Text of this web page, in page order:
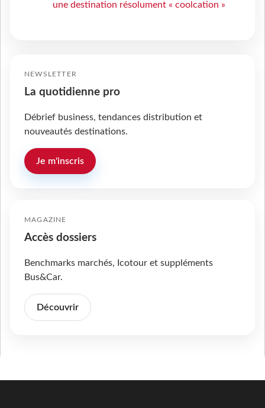
une destination résolument « coolcation »
NEWSLETTER
La quotidienne pro
Débrief business, tendances distribution et
nouveautés destinations.
Je m'inscris
MAGAZINE
Accès dossiers
Benchmarks marchés, Icotour et suppléments
Bus&Car.
Découvrir